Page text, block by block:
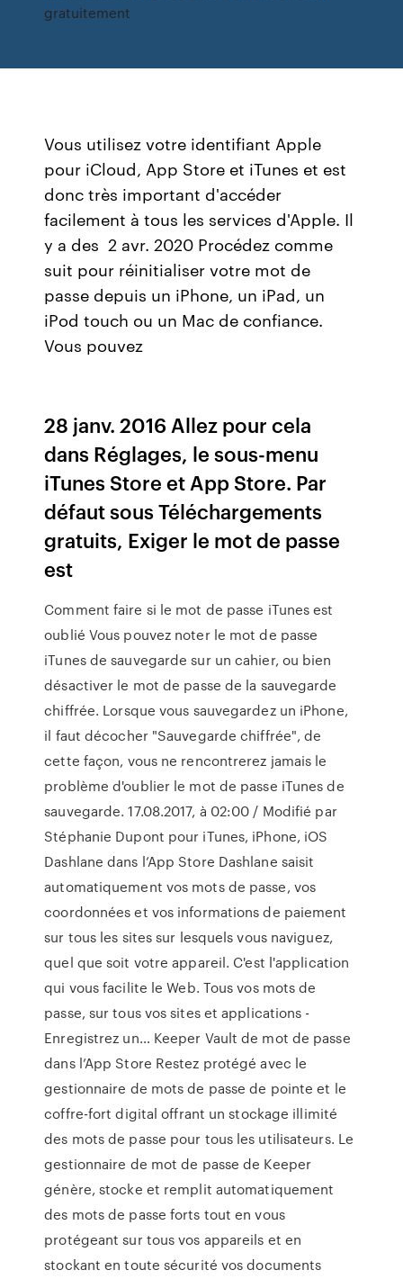
gratuitement
Vous utilisez votre identifiant Apple
pour iCloud, App Store et iTunes et est
donc très important d'accéder
facilement à tous les services d'Apple. Il
y a des 2 avr. 2020 Procédez comme
suit pour réinitialiser votre mot de
passe depuis un iPhone, un iPad, un
iPod touch ou un Mac de confiance.
Vous pouvez
28 janv. 2016 Allez pour cela
dans Réglages, le sous-menu
iTunes Store et App Store. Par
défaut sous Téléchargements
gratuits, Exiger le mot de passe
est
Comment faire si le mot de passe iTunes est
oublié Vous pouvez noter le mot de passe
iTunes de sauvegarde sur un cahier, ou bien
désactiver le mot de passe de la sauvegarde
chiffrée. Lorsque vous sauvegardez un iPhone,
il faut décocher "Sauvegarde chiffrée", de
cette façon, vous ne rencontrerez jamais le
problème d'oublier le mot de passe iTunes de
sauvegarde. 17.08.2017, à 02:00 / Modifié par
Stéphanie Dupont pour iTunes, iPhone, iOS
‎Dashlane dans l’App Store ‎Dashlane saisit
automatiquement vos mots de passe, vos
coordonnées et vos informations de paiement
sur tous les sites sur lesquels vous naviguez,
quel que soit votre appareil. C'est l'application
qui vous facilite le Web. Tous vos mots de
passe, sur tous vos sites et applications -
Enregistrez un… ‎Keeper Vault de mot de passe
dans l’App Store Restez protégé avec le
gestionnaire de mots de passe de pointe et le
coffre-fort digital offrant un stockage illimité
des mots de passe pour tous les utilisateurs. Le
gestionnaire de mot de passe de Keeper
génère, stocke et remplit automatiquement
des mots de passe forts tout en vous
protégeant sur tous vos appareils et en
stockant en toute sécurité vos documents